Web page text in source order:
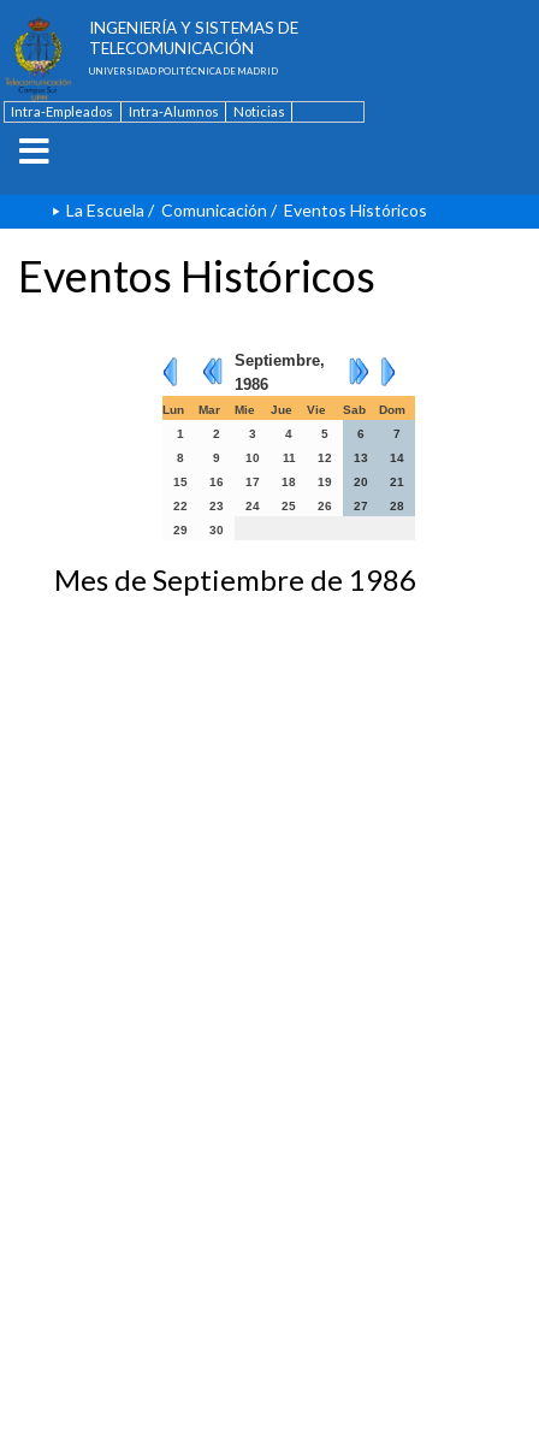
INGENIERÍA Y SISTEMAS DE
TELECOMUNICACIÓN
UNIVERSIDAD POLITÉCNICA DE MADRID
Intra-Empleados Intra-Alumnos
Noticias
La Escuela / Comunicación / Eventos Históricos
Eventos Históricos
Septiembre,
1986
Lun Mar Mie Jue Vie Sab
Dom
1
2 3 4 5 6
7
8
9 10 11 12 13
14
15
16 17 18 19 20
21
22
23 24 25 26 27
28
29
30
Mes de Septiembre de 1986